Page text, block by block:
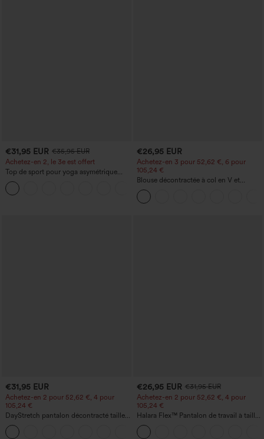
€31,95 EUR €35,95 EUR
Achetez-en 2, le 3e est offert
Top de sport pour yoga asymétrique
(une épaule) à manches longues avec
ouverture pour le pouce, ourlet arrondi
haut-bas, séchage rapide, soutien-gorge
€26,95 EUR
Achetez-en 3 pour 52,62 €, 6 pour
105,24 €
Blouse décontractée à col en V et
manches courtes bouffantes
€31,95 EUR
Achetez-en 2 pour 52,62 €, 4 pour
105,24 €
DayStretch pantalon décontracté taille
haute avec poches et coupe droite
€26,95 EUR €31,95 EUR
Achetez-en 2 pour 52,62 €, 4 pour
105,24 €
Halara Flex™ Pantalon de travail à taille
haute, jambe large, avec poches, en
maille gaufrée